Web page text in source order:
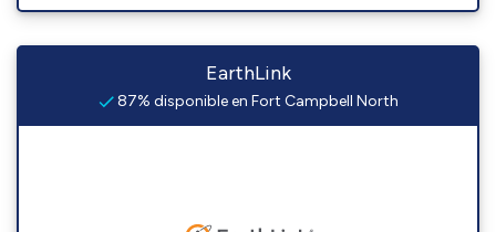
EarthLink
87% disponible en Fort Campbell North